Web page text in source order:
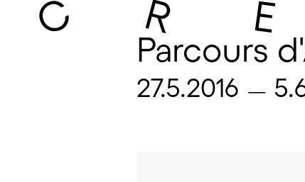
Parcours
27.5.2016 —